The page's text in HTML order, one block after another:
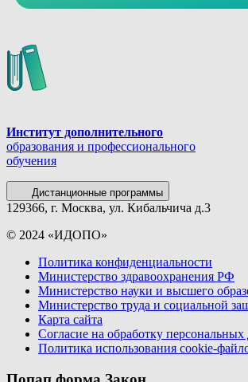
Институт дополнительного
образования и профессионального
обучения
Дистанционные программы
129366, г. Москва, ул. Кибальчича д.3
© 2024 «ИДОПО»
Политика конфиденциальности
Министерство здравоохранения РФ
Министерство науки и высшего
Министерство труда и социальной
Карта сайта
Согласие на обработку
Политика использования сookie-